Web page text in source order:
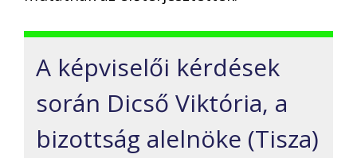
A képviselői kérdések
során Dicső Viktória, a
bizottság alelnöke (Tisza)